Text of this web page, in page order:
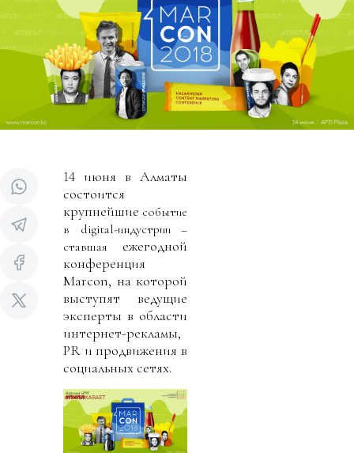
14 июня в Алматы
состоится
крупнейшие событие
в digital-индустрии –
ставшая ежегодной
конференция
Marcon, на которой
выступят ведущие
эксперты в области
интернет-рекламы,
PR и продвижения в
социальных сетях.